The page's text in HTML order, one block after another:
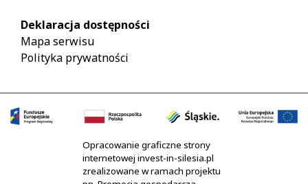
Deklaracja dostępności
Mapa serwisu
Polityka prywatności
Opracowanie graficzne strony
internetowej invest-in-silesia.pl
zrealizowane w ramach projektu